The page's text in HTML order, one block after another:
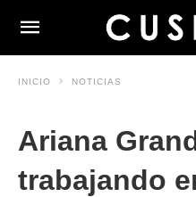
INICIO NOTICIAS
Ariana
trabajando